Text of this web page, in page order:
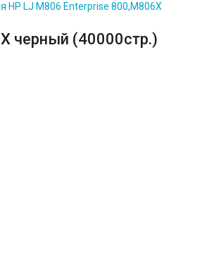
HP LJ M806 Enterprise 800,M806X
черный (40000стр.)